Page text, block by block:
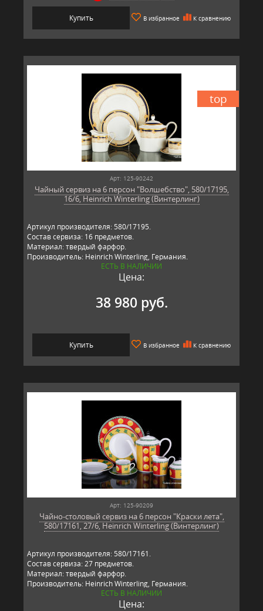
Купить В избранное К сравнению
top
Арт: 125-90242
Чайный сервиз на 6 персон "Волшебство", 580/17195,
16/6, Heinrich Winterling (Винтерлинг)
Артикул производителя: 580/17195.
Состав сервиза: 16 предметов.
Материал: твердый фарфор.
Производитель: Heinrich Winterling, Германия.
ЕСТЬ В НАЛИЧИИ
Цена:
38 980 руб.
Купить В избранное К сравнению
Арт: 125-90209
Чайно-столовый сервиз на 6 персон "Краски лета",
580/17161, 27/6, Heinrich Winterling (Винтерлинг)
Артикул производителя: 580/17161.
Состав сервиза: 27 предметов.
Материал: твердый фарфор.
Производитель: Heinrich Winterling, Германия.
ЕСТЬ В НАЛИЧИИ
Цена: